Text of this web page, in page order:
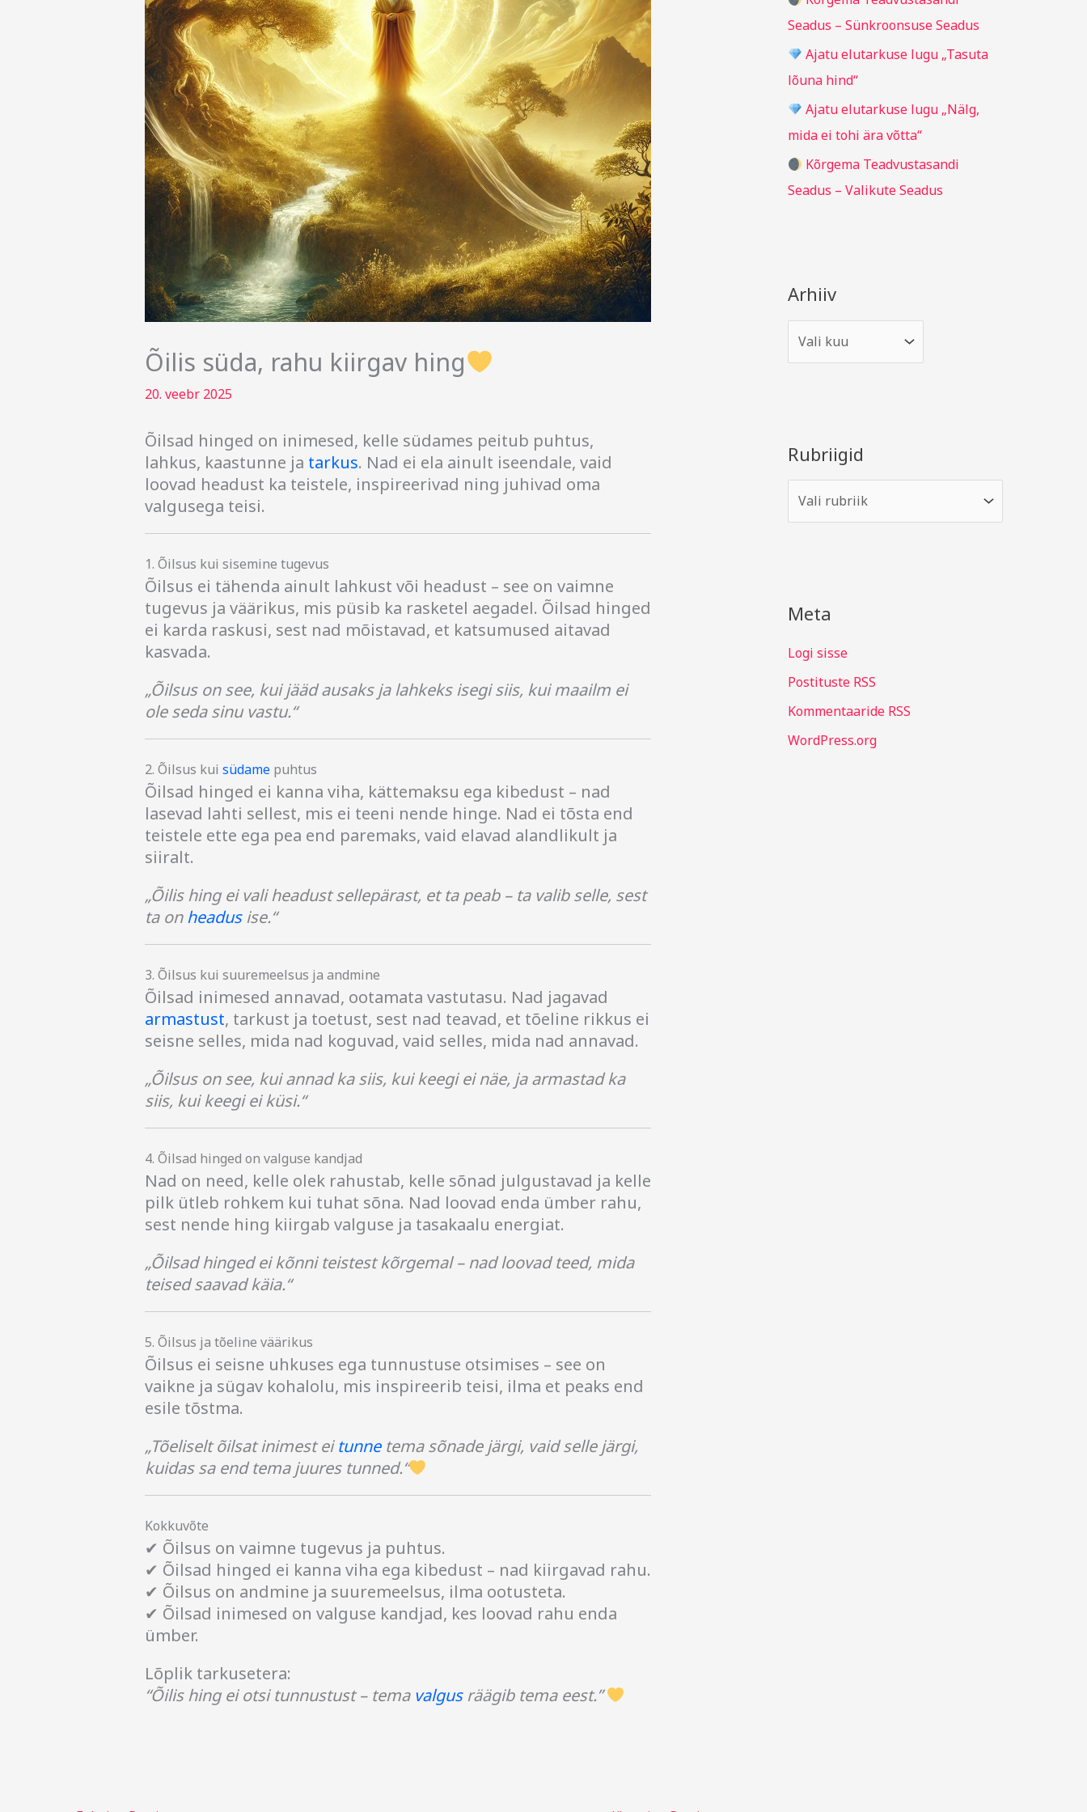
Õilis süda, rahu kiirgav hing
20. veebr 2025
Õilsad hinged on inimesed, kelle südames peitub puhtus,
lahkus, kaastunne ja tarkus. Nad ei ela ainult iseendale, vaid
loovad headust ka teistele, inspireerivad ning juhivad oma
valgusega teisi.
1. Õilsus kui sisemine tugevus
Õilsus ei tähenda ainult lahkust või headust – see on vaimne
tugevus ja väärikus, mis püsib ka rasketel aegadel. Õilsad hinged
ei karda raskusi, sest nad mõistavad, et katsumused aitavad
kasvada.
„Õilsus on see, kui jääd ausaks ja lahkeks isegi siis, kui maailm ei
ole seda sinu vastu.“
2. Õilsus kui südamepuhtus
Õilsad hinged ei kanna viha, kättemaksu ega kibedust – nad
lasevad lahti sellest, mis ei teeni nende hinge. Nad ei tõsta end
teistele ette ega pea end paremaks, vaid elavad alandlikult ja
siiralt.
„Õilis hing ei vali headust sellepärast, et ta peab – ta valib selle, sest
ta onheadusise.“
3. Õilsus kui suuremeelsus ja andmine
Õilsad inimesed annavad, ootamata vastutasu. Nad jagavad
armastust, tarkust ja toetust, sest nad teavad, et tõeline rikkus ei
seisne selles, mida nad koguvad, vaid selles, mida nad annavad.
„Õilsus on see, kui annad ka siis, kui keegi ei näe, ja armastad ka
siis, kui keegi ei küsi.“
4. Õilsad hinged on valguse kandjad
Nad on need, kelle olek rahustab, kelle sõnad julgustavad ja kelle
pilk ütleb rohkem kui tuhat sõna. Nad loovad enda ümber rahu,
sest nende hing kiirgab valguse ja tasakaalu energiat.
„Õilsad hinged ei kõnni teistest kõrgemal – nad loovad teed, mida
teised saavad käia.“
5. Õilsus ja tõeline väärikus
Õilsus ei seisne uhkuses ega tunnustuse otsimises – see on
vaikne ja sügav kohalolu, mis inspireerib teisi, ilma et peaks end
esile tõstma.
„Tõeliselt õilsat inimest eitunnetema sõnade järgi, vaid selle järgi,
kuidas sa end tema juures tunned.“
Kokkuvõte
✔ Õilsus on vaimne tugevus ja puhtus.
✔ Õilsad hinged ei kanna viha ega kibedust – nad kiirgavad rahu.
✔ Õilsus on andmine ja suuremeelsus, ilma ootusteta.
✔ Õilsad inimesed on valguse kandjad, kes loovad rahu enda
ümber.
Lõplik tarkusetera:
“Õilis hing ei otsi tunnustust – tema valgusräägib tema eest.”
:Seadus – Sünkroonsuse Seadus
Ajatu elutarkuse lugu „Tasuta
lõuna hind“
Ajatu elutarkuse lugu „Nälg,
mida ei tohi ära võtta“
Kõrgema Teadvustasandi
Seadus – Valikute Seadus
Arhiiv
Rubriigid
Meta
Logi sisse
Postituste RSS
Kommentaaride RSS
WordPress.org